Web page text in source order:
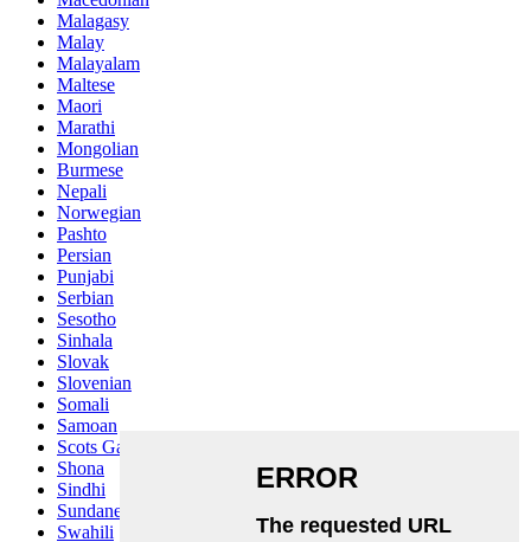
Malagasy
Malay
Malayalam
Maltese
Maori
Marathi
Mongolian
Burmese
Nepali
Norwegian
Pashto
Persian
Punjabi
Serbian
Sesotho
Sinhala
Slovak
Slovenian
Somali
Samoan
Scots Gaelic
Shona
Sindhi
Sundanese
Swahili